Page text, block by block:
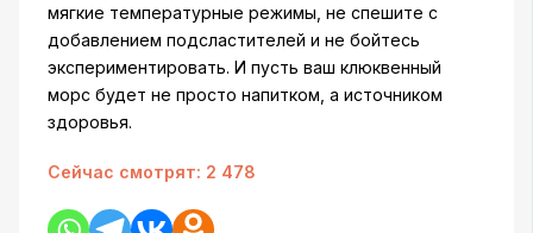
мягкие температурные режимы, не спешите с
добавлением подсластителей и не бойтесь
экспериментировать. И пусть ваш клюквенный
морс будет не просто напитком, а источником
здоровья.
Сейчас смотрят: 2 478